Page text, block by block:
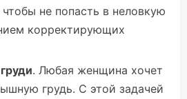
чтобы не попасть в неловкую
корректирующих
. Любая женщина хочет
грудь. С этой задачей